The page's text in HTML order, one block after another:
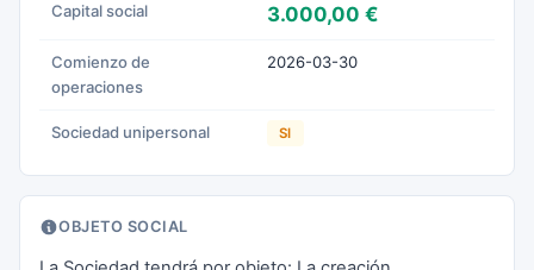
Capital social 3.000,00 €
Comienzo de
operaciones
2026-03-30
Sociedad unipersonal SI
OBJETO SOCIAL